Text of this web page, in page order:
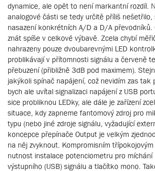
dynamice, ale opět to není markantní rozdíl.
analogové části se tedy určitě příliš
nasazení konkrétních A/D a D/A převodníků.
znát spíše v celkové výbavě. Zcela chybí
nahrazeny pouze dvoubarevnými LED
problikávají v přítomnosti signálu a červeně
přebuzení (přibližně 3dB pod maximem).
jakýkoli spínač napájení, což nevidím zas tak
bych ale uvítal signalizaci napájení z USB
sice probliknou LEDky, ale dále je zařízení
situace, kdy zapneme fantomový zdroj pro
typu (nebo jiné zdroje signálu, vyžadující
koncepce přepínače Output je velkým
na něj zvyknout. Kompromisním
nutnost instalace potenciometru pro míchání
výstupního (USB) signálu a tlačítko mono.